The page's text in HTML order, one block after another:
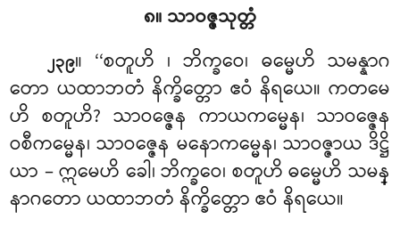
၈။ သာဝဇ္ဇသုတ္တံ
၂၃၉။ ‘‘စတူဟိ ၊ ဘိက္ခဝေ၊ ဓမ္မေဟိ သမန္နာဂ
တော ယထာဘတံ နိက္ခိတ္တော ဧဝံ နိရယေ။ ကတမေ
ဟိ စတူဟိ? သာဝဇ္ဇေန ကာယကမ္မေန၊ သာဝဇ္ဇေန
ဝစီကမ္မေန၊ သာဝဇ္ဇေန မနောကမ္မေန၊ သာဝဇ္ဇာယ ဒိဋ္ဌိ
ယာ – ဣမေဟိ ခေါ၊ ဘိက္ခဝေ၊ စတူဟိ ဓမ္မေဟိ သမန္
နာဂတော ယထာဘတံ နိက္ခိတ္တော ဧဝံ နိရယေ။